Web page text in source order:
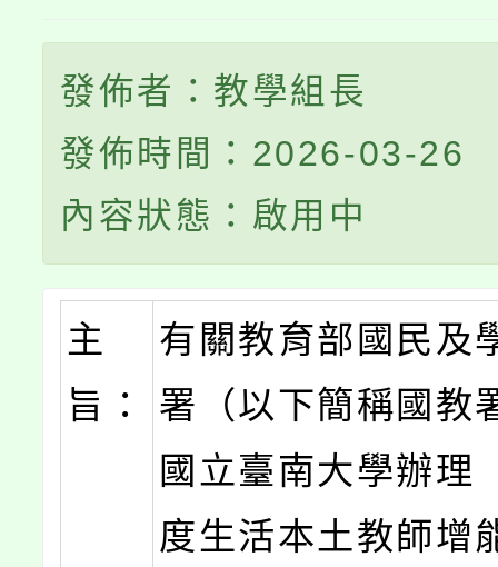
發佈者：教學組長
發佈時間：2026-03-26
內容狀態：啟用中
主
旨：
有關教育部國民及
署（以下簡稱國教
國立臺南大學辦理
度生活本土教師增